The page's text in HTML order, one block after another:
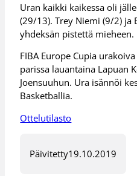
Uran kaikki kaikessa oli
(29/13). Trey Niemi (9/2) ja
yhdeksän pistettä mieheen.
FIBA Europe Cupia
parissa lauantaina Lapuan
Joensuuhun. Ura isännöi
Basketballia.
Ottelutilasto
Päivitetty19.10.2019